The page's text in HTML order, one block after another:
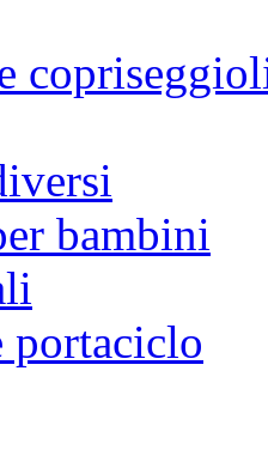
bambini
portaciclo